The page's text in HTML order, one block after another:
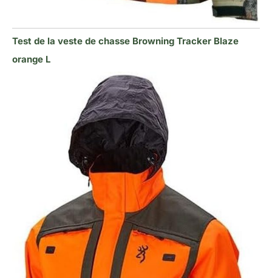
Test de la veste de chasse Browning Tracker Blaze
orange L